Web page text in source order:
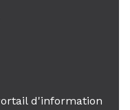
d'information